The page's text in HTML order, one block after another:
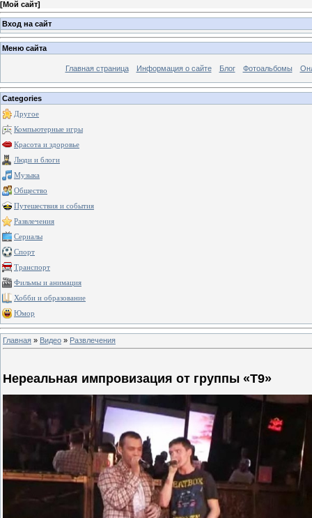
[Мой сайт]
Вход на сайт
Меню сайта
Главная страница Информация о сайте Блог Фотоальбомы
Categories
Другое
Компьютерные игры
Красота и здоровье
Люди и блоги
Музыка
Общество
Путешествия и события
Развлечения
Сериалы
Спорт
Транспорт
Фильмы и анимация
Хобби и образование
Юмор
Главная » Видео » Развлечения
Нереальная импровизация от группы «Т9»